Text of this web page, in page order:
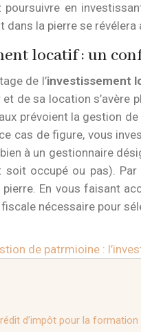
poursuivre en
dans la pierre se révélera
locatif : un
de l’investissement
de sa location s’avère
prévoient la gestion de
cas de figure, vous
à un gestionnaire
soit occupé ou pas).
En vous faisant
fiscale nécessaire pour
de patrmioine :
d’impôt pour la formation